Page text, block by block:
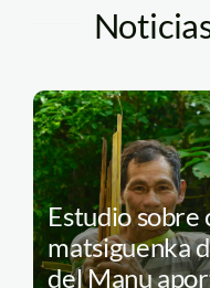
Estudio sobre
matsiguenka
del Manu